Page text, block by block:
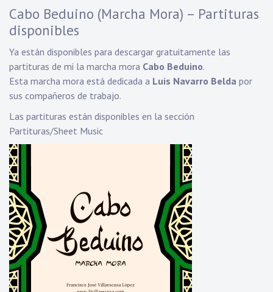
Cabo Beduino (Marcha Mora) – Partituras
disponibles
Ya están disponibles para descargar gratuitamente las
partituras de mi la marcha mora Cabo Beduino.
Esta marcha mora está dedicada a Luis Navarro Belda por
sus compañeros de trabajo.
Las partituras están disponibles en la sección
Partituras/Sheet Music